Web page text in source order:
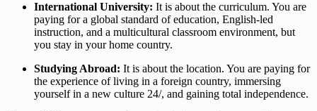
International University: It is about the curriculum. You are
paying for a global standard of education, English-led
instruction, and a multicultural classroom environment, but
you stay in your home country.
Studying Abroad: It is about the location. You are paying for
the experience of living in a foreign country, immersing
yourself in a new culture 24/, and gaining total independence.